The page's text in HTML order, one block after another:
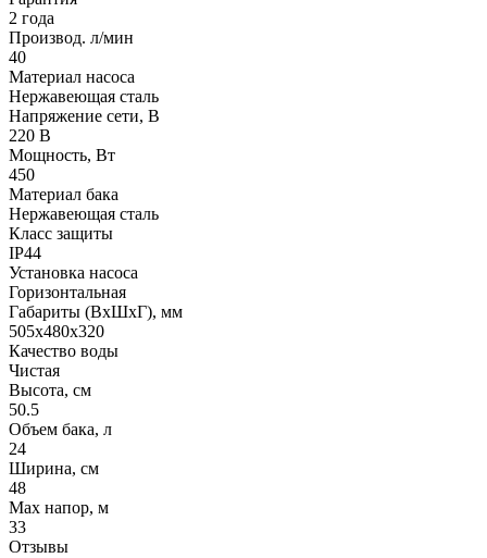
2 года
Производ. л/мин
40
Материал насоса
Нержавеющая сталь
Напряжение сети, В
220 В
Мощность, Вт
450
Материал бака
Нержавеющая сталь
Класс защиты
IP44
Установка насоса
Горизонтальная
Габариты (ВхШхГ), мм
505x480x320
Качество воды
Чистая
Высота, см
50.5
Объем бака, л
24
Ширина, см
48
Max напор, м
33
Отзывы